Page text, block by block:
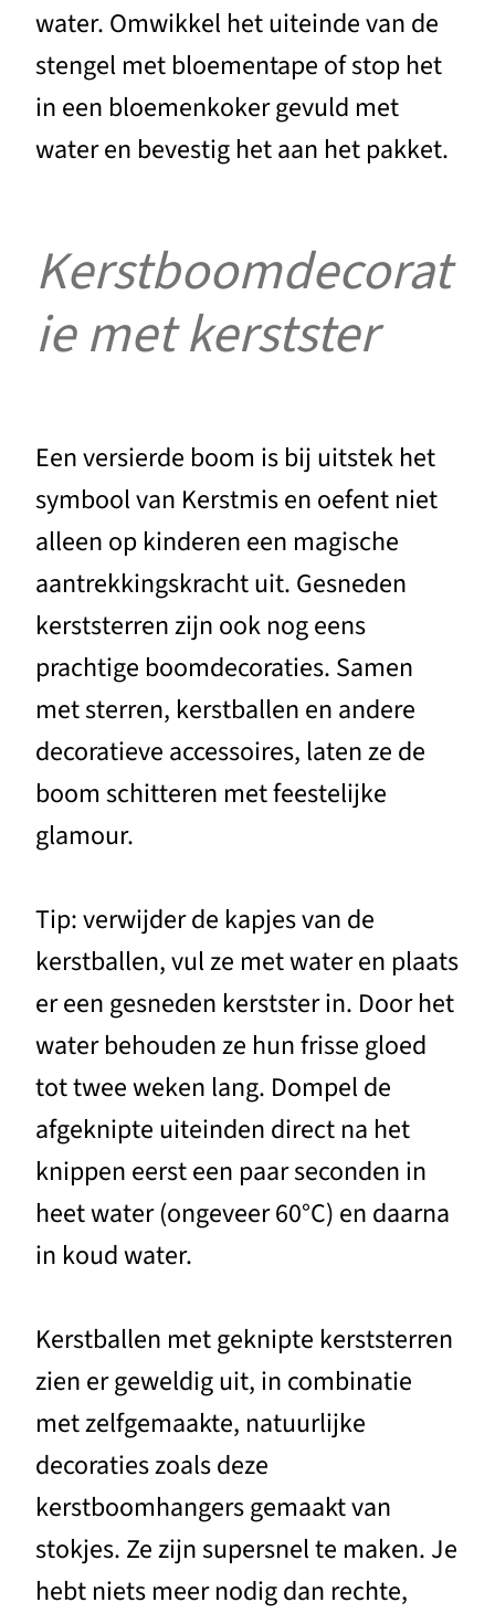
water. Omwikkel het uiteinde van de
stengel met bloementape of stop het
in een bloemenkoker gevuld met
water en bevestig het aan het pakket.
Kerstboomdecorat
ie met kerstster
Een versierde boom is bij uitstek het
symbool van Kerstmis en oefent niet
alleen op kinderen een magische
aantrekkingskracht uit. Gesneden
kerststerren zijn ook nog eens
prachtige boomdecoraties. Samen
met sterren, kerstballen en andere
decoratieve accessoires, laten ze de
boom schitteren met feestelijke
glamour.
Tip: verwijder de kapjes van de
kerstballen, vul ze met water en plaats
er een gesneden kerstster in. Door het
water behouden ze hun frisse gloed
tot twee weken lang. Dompel de
afgeknipte uiteinden direct na het
knippen eerst een paar seconden in
heet water (ongeveer 60°C) en daarna
in koud water.
Kerstballen met geknipte kerststerren
zien er geweldig uit, in combinatie
met zelfgemaakte, natuurlijke
decoraties zoals deze
kerstboomhangers gemaakt van
stokjes. Ze zijn supersnel te maken. Je
hebt niets meer nodig dan rechte,